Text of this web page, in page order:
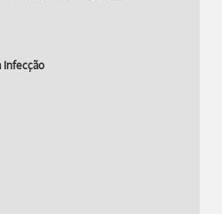
Infecção